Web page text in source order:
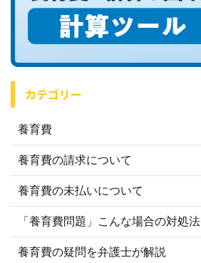
カテゴリー
養育費
養育費の請求について
養育費の未払いについて
「養育費問題」こんな場合の対処法
養育費の疑問を弁護士が解説